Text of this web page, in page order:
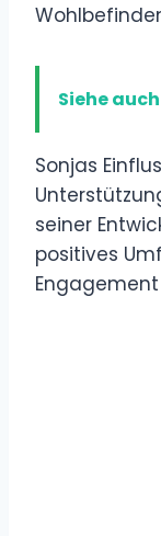
Siehe auch
Sonjas
seiner
positives